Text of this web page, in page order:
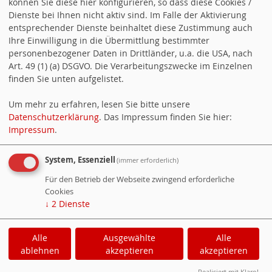
Trautmann-Koellner (Rülzheim) und Leah Zoller (Hagenbach).
Als Revisoren haben sich erneut Franz Bachl (Billigheim-
Ingenheim), Bernhard Blumenstiel (Maikammer) und James
Rummel (Hainbachtal) zur Verfügung gestellt.
FLICKR BILDERGALERIE
...mehr Bilder!
ZUGRIFFE AUF DIE
WEBSEITE
Besucher:
Online:
1
|Impressum
Dienste bei Ihnen nicht aktiv sind. Im Falle der Aktivierung
entsprechender Dienste beinhaltet diese Zustimmung auch
Ihre Einwilligung in die Übermittlung bestimmter
personenbezogener Daten in Drittländer, u.a. die USA, nach
Art. 49 (1) (a) DSGVO. Die Verarbeitungszwecke im Einzelnen
finden Sie unten aufgelistet.
Um mehr zu erfahren, lesen Sie bitte unsere
Datenschutzerklärung. Das Impressum finden Sie hier:
Impressum.
System, Essenziell (immer erforderlich)
Für den Betrieb der Webseite zwingend erforderliche
Cookies
↓ 2 Dienste
Alle
ablehnen
Ausgewählte
akzeptieren
Alle
akzeptieren